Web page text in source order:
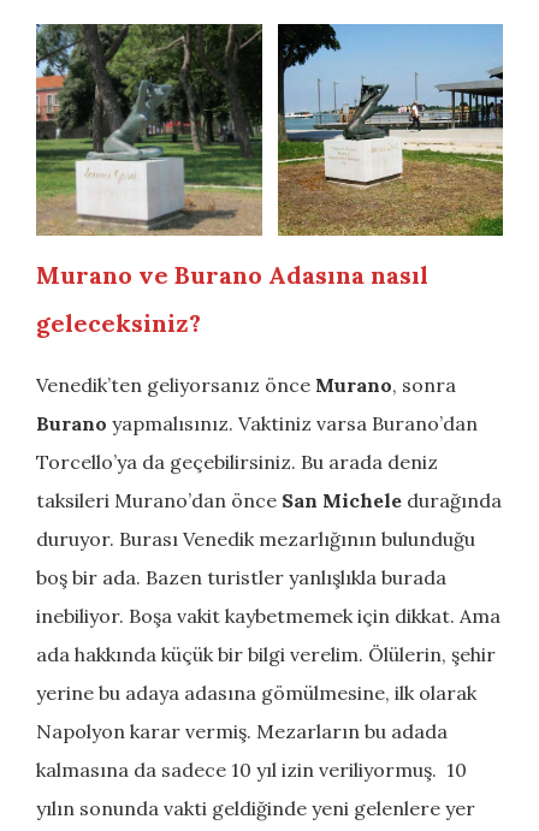
Murano ve Burano Adasına nasıl
geleceksiniz?
Venedik’ten geliyorsanız önce Murano, sonra
Burano yapmalısınız. Vaktiniz varsa Burano’dan
Torcello’ya da geçebilirsiniz. Bu arada deniz
taksileri Murano’dan önce San Michele durağında
duruyor. Burası Venedik mezarlığının bulunduğu
boş bir ada. Bazen turistler yanlışlıkla burada
inebiliyor. Boşa vakit kaybetmemek için dikkat. Ama
ada hakkında küçük bir bilgi verelim. Ölülerin, şehir
yerine bu adaya adasına gömülmesine, ilk olarak
Napolyon karar vermiş. Mezarların bu adada
kalmasına da sadece 10 yıl izin veriliyormuş. 10
yılın sonunda vakti geldiğinde yeni gelenlere yer